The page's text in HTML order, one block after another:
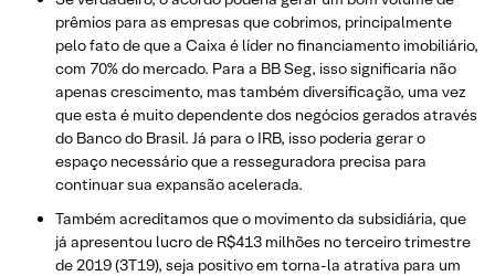
prêmios para as empresas que cobrimos, principalmente
pelo fato de que a Caixa é líder no financiamento imobiliário,
com 70% do mercado. Para a BB Seg, isso significaria não
apenas crescimento, mas também diversificação, uma vez
que esta é muito dependente dos negócios gerados através
do Banco do Brasil. Já para o IRB, isso poderia gerar o
espaço necessário que a resseguradora precisa para
continuar sua expansão acelerada.
Também acreditamos que o movimento da subsidiária, que
já apresentou lucro de R$413 milhões no terceiro trimestre
de 2019 (3T19), seja positivo em torna-la atrativa para um